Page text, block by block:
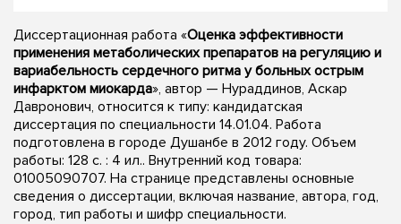
Диссертационная работа «Оценка эффективности
применения метаболических препаратов на регуляцию и
вариабельность сердечного ритма у больных острым
инфарктом миокарда», автор — Нураддинов, Аскар
Давронович, относится к типу: кандидатская
диссертация по специальности 14.01.04. Работа
подготовлена в городе Душанбе в 2012 году. Объем
работы: 128 с. : 4 ил.. Внутренний код товара:
01005090707. На странице представлены основные
сведения о диссертации, включая название, автора, год,
город, тип работы и шифр специальности.